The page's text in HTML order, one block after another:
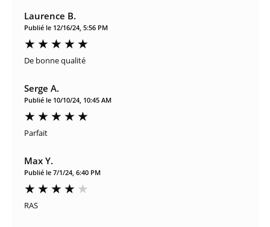
Laurence B.
Publié le 12/16/24, 5:56 PM
De bonne qualité
Serge A.
Publié le 10/10/24, 10:45 AM
Parfait
Max Y.
Publié le 7/1/24, 6:40 PM
RAS